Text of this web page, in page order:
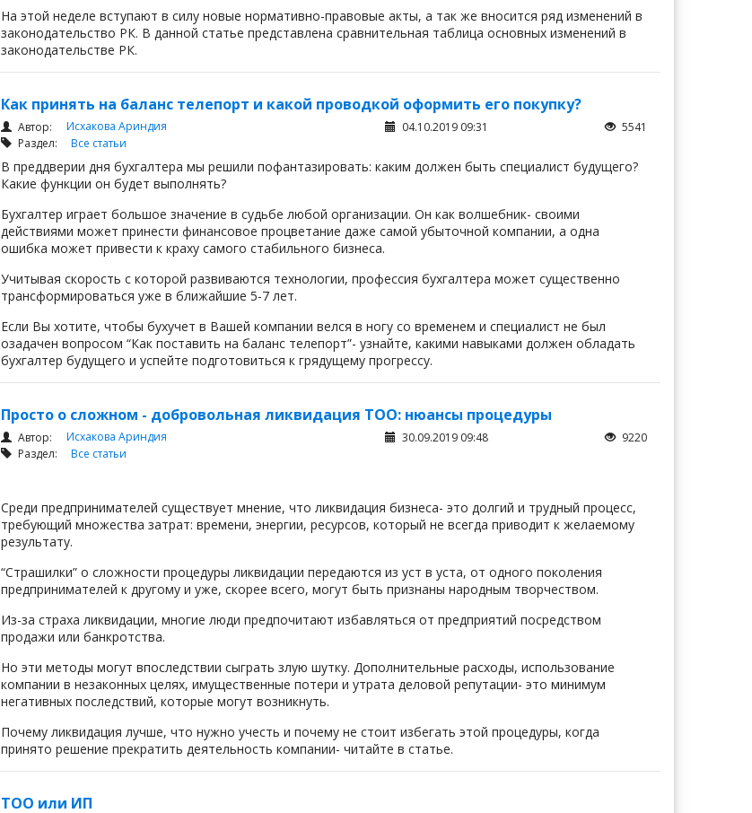
На этой неделе вступают в силу новые нормативно-правовые акты, а так же вносится ряд изменений в
законодательство РК. В данной статье представлена сравнительная таблица основных изменений в
законодательстве РК.
Как принять на баланс телепорт и какой проводкой оформить его покупку?
Автор: Исхакова Ариндия 04.10.2019 09:31
5541
Раздел: Все статьи
В преддверии дня бухгалтера мы решили пофантазировать: каким должен быть специалист будущего?
Какие функции он будет выполнять?
Бухгалтер играет большое значение в судьбе любой организации. Он как волшебник- своими
действиями может принести финансовое процветание даже самой убыточной компании, а одна
ошибка может привести к краху самого стабильного бизнеса.
Учитывая скорость с которой развиваются технологии, профессия бухгалтера может существенно
трансформироваться уже в ближайшие 5-7 лет.
Если Вы хотите, чтобы бухучет в Вашей компании велся в ногу со временем и специалист не был
озадачен вопросом “Как поставить на баланс телепорт”- узнайте, какими навыками должен обладать
бухгалтер будущего и успейте подготовиться к грядущему прогрессу.
Просто о сложном - добровольная ликвидация ТОО: нюансы процедуры
Автор: Исхакова Ариндия 30.09.2019 09:48
9220
Раздел: Все статьи
Среди предпринимателей существует мнение, что ликвидация бизнеса- это долгий и трудный процесс,
требующий множества затрат: времени, энергии, ресурсов, который не всегда приводит к желаемому
результату.
“Страшилки” о сложности процедуры ликвидации передаются из уст в уста, от одного поколения
предпринимателей к другому и уже, скорее всего, могут быть признаны народным творчеством.
Из-за страха ликвидации, многие люди предпочитают избавляться от предприятий посредством
продажи или банкротства.
Но эти методы могут впоследствии сыграть злую шутку. Дополнительные расходы, использование
компании в незаконных целях, имущественные потери и утрата деловой репутации- это минимум
негативных последствий, которые могут возникнуть.
Почему ликвидация лучше, что нужно учесть и почему не стоит избегать этой процедуры, когда
принято решение прекратить деятельность компании- читайте в статье.
ТОО или ИП